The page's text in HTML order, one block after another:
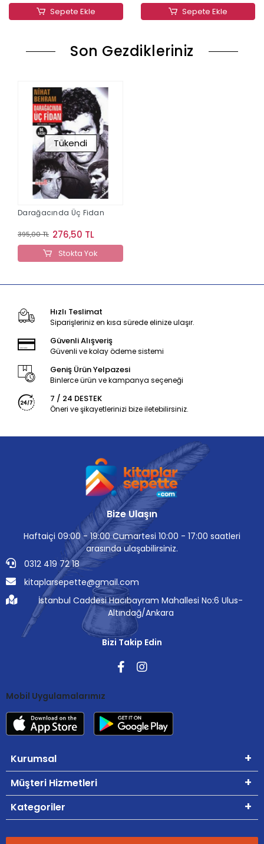
Sepete Ekle Sepete Ekle
Son Gezdikleriniz
Tükendi
Darağacında Üç Fidan
395,00 TL 276,50 TL
Stokta Yok
Hızlı Teslimat
Siparişleriniz en kısa sürede elinize ulaşır.
Güvenli Alışveriş
Güvenli ve kolay ödeme sistemi
Geniş Ürün Yelpazesi
Binlerce ürün ve kampanya seçeneği
7 / 24 DESTEK
Öneri ve şikayetlerinizi bize iletebilirsiniz.
Bize Ulaşın
Haftaiçi 09:00 - 19:00 Cumartesi 10:00 - 17:00 saatleri
arasında ulaşabilirsiniz.
0312 419 72 18
kitaplarsepette@gmail.com
İstanbul Caddesi Hacıbayram Mahallesi No:6 Ulus-
Altındağ/Ankara
Bizi Takip Edin
Mobil Uygulamalarımız
Kurumsal
Müşteri Hizmetleri
Kategoriler